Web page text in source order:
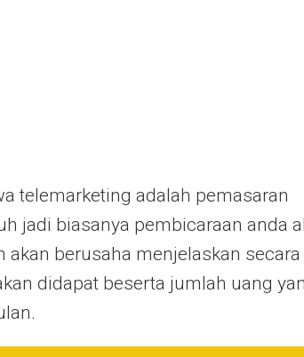
telemarketing adalah pemasaran
jadi biasanya pembicaraan anda
akan berusaha menjelaskan secara
didapat beserta jumlah uang